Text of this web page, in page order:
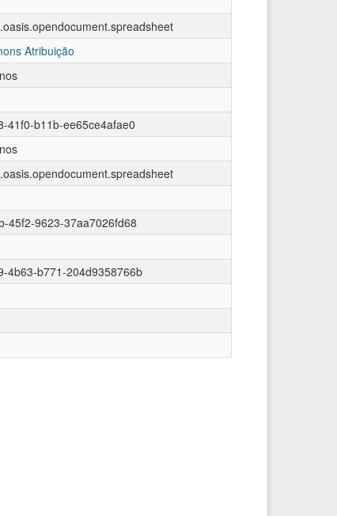
Atribuição
41f0-b11b-ee65ce4afae0
45f2-9623-37aa7026fd68
4b63-b771-204d9358766b